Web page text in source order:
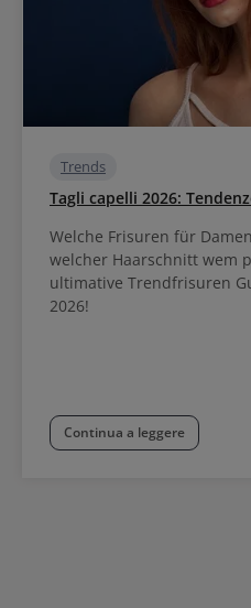
Trends
Tagli capelli 2026:
Welche Frisuren für
welcher Haarschnitt wem
ultimative Trendfrisuren
2026!
Continua a leggere